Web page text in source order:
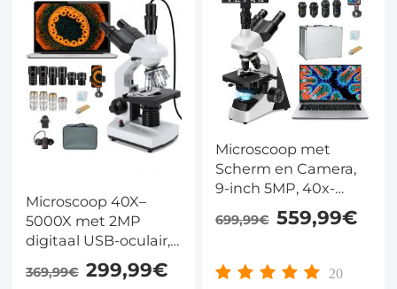
Microscoop 40X–
5000X met 2MP
digitaal USB-oculair,
trinoculaire kop,
dubbele LED-
369,99€ 299,99€
Microscoop met
Scherm en Camera,
9-inch 5MP, 40x-
1600x met Koehler-
Verlichting en
objectieven
699,99€ 559,99€
20